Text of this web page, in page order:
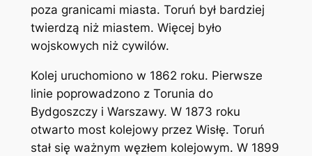
poza granicami miasta. Toruń był bardziej
twierdzą niż miastem. Więcej było
wojskowych niż cywilów.
Kolej uruchomiono w 1862 roku. Pierwsze
linie poprowadzono z Torunia do
Bydgoszczy i Warszawy. W 1873 roku
otwarto most kolejowy przez Wisłę. Toruń
stał się ważnym węzłem kolejowym. W 1899